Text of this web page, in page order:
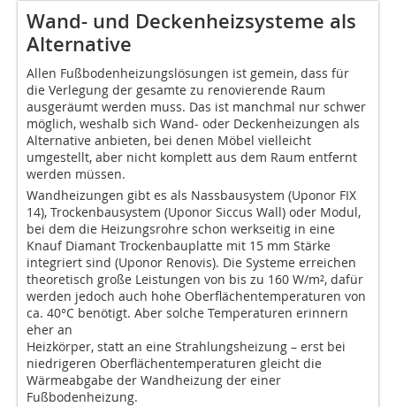
Wand- und Deckenheizsysteme als
Alternative
Allen Fußbodenheizungslösungen ist gemein, dass für
die Verlegung der gesamte zu renovierende Raum
ausgeräumt werden muss. Das ist manchmal nur schwer
möglich, weshalb sich Wand- oder Deckenheizungen als
Alternative anbieten, bei denen Möbel vielleicht
umgestellt, aber nicht komplett aus dem Raum entfernt
werden müssen.
Wandheizungen gibt es als Nassbausystem (Uponor FIX
14), Trockenbausystem (Uponor Siccus Wall) oder Modul,
bei dem die Heizungsrohre schon werkseitig in eine
Knauf Diamant Trockenbauplatte mit 15 mm Stärke
integriert sind (Uponor Renovis). Die Systeme erreichen
theoretisch große Leistungen von bis zu 160 W/m², dafür
werden jedoch auch hohe Oberflächentemperaturen von
ca. 40°C benötigt. Aber solche Temperaturen erinnern
eher an
Heizkörper, statt an eine Strahlungsheizung – erst bei
niedrigeren Oberflächentemperaturen gleicht die
Wärmeabgabe der Wandheizung der einer
Fußbodenheizung.